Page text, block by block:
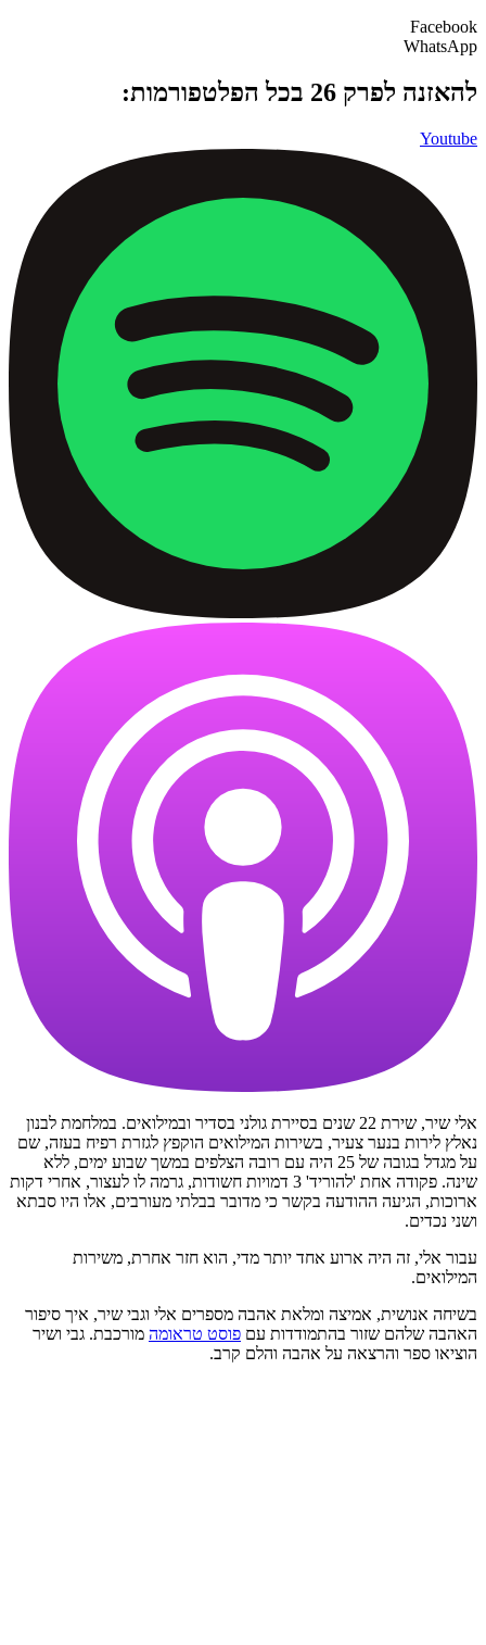
Facebook
WhatsApp
להאזנה לפרק 26 בכל הפלטפורמות:
Youtube
אלי שיר, שירת 22 שנים בסיירת גולני בסדיר ובמילואים. במלחמת לבנון
נאלץ לירות בנער צעיר, בשירות המילואים הוקפץ לגזרת רפיח בעזה, שם
על מגדל בגובה של 25 היה עם רובה הצלפים במשך שבוע ימים, ללא
שינה. פקודה אחת 'להוריד' 3 דמויות חשודות, גרמה לו לעצור, אחרי דקות
ארוכות, הגיעה ההודעה בקשר כי מדובר בבלתי מעורבים, אלו היו סבתא
ושני נכדים.
עבור אלי, זה היה ארוע אחד יותר מדי, הוא חזר אחרת, משירות
המילואים.
בשיחה אנושית, אמיצה ומלאת אהבה מספרים אלי וגבי שיר, איך סיפור
האהבה שלהם שזור בהתמודדות עם פוסט טראומה מורכבת. גבי ושיר
הוציאו ספר והרצאה על אהבה והלם קרב.